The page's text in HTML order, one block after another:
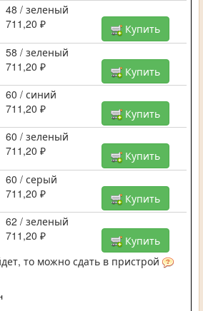
48 / зеленый
711,20 ₽
Купить
58 / зеленый
711,20 ₽
Купить
60 / синий
711,20 ₽
Купить
60 / зеленый
711,20 ₽
Купить
60 / серый
711,20 ₽
Купить
62 / зеленый
711,20 ₽
Купить
то можно сдать в пристрой